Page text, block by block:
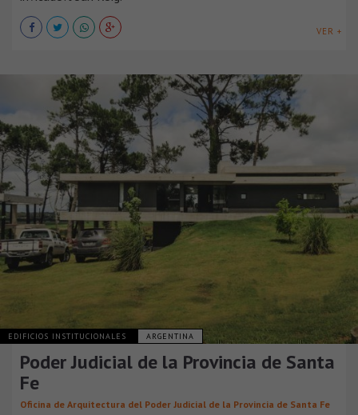
VER +
EDIFICIOS INSTITUCIONALES ARGENTINA
Poder Judicial de la Provincia de Santa
Fe
Oficina de Arquitectura del Poder Judicial de la Provincia de Santa Fe